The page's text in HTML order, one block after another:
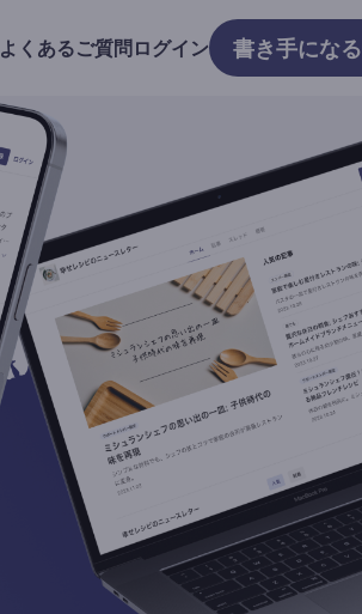
よくあるご質問ログイン 書き手になる